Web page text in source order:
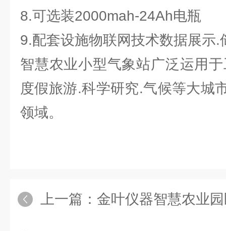
8.可选装2000mah-24Ah电瓶
9.配套设施物联网技术数据展示.
智慧农业小型气象站广泛运用
度假旅游.科学研究.气候等大城
领域。
上一篇： 金叶仪器智慧农业